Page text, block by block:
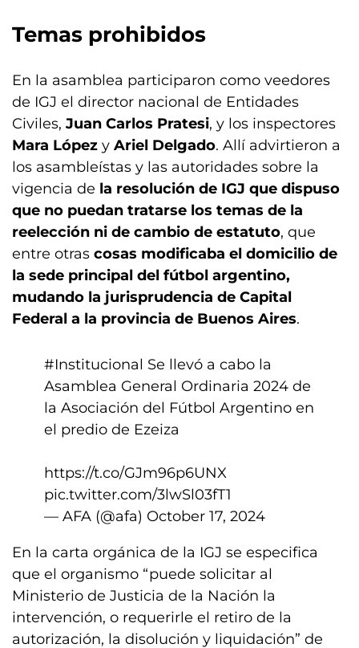
Temas prohibidos
En la asamblea participaron como veedores
de IGJ el director nacional de Entidades
Civiles, Juan Carlos Pratesi, y los inspectores
Mara López y Ariel Delgado. Allí advirtieron a
los asambleístas y las autoridades sobre la
vigencia de la resolución de IGJ que dispuso
que no puedan tratarse los temas de la
reelección ni de cambio de estatuto, que
entre otras cosas modificaba el domicilio de
la sede principal del fútbol argentino,
mudando la jurisprudencia de Capital
Federal a la provincia de Buenos Aires.
#Institucional Se llevó a cabo la
Asamblea General Ordinaria 2024 de
la Asociación del Fútbol Argentino en
el predio de Ezeiza
https://t.co/GJm96p6UNX
pic.twitter.com/3lwSl03fT1
— AFA (@afa) October 17, 2024
En la carta orgánica de la IGJ se especifica
que el organismo “puede solicitar al
Ministerio de Justicia de la Nación la
intervención, o requerirle el retiro de la
autorización, la disolución y liquidación” de